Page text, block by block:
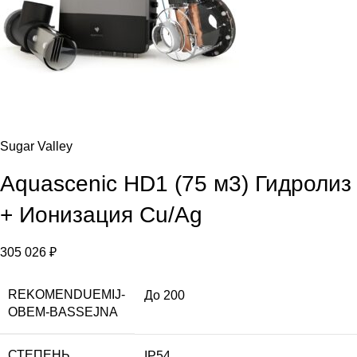
Sugar Valley
Aquascenic HD1 (75 м3) Гидролиз
+ Ионизация Cu/Ag
305 026 ₽
REKOMENDUEMIJ-
OBEM-BASSEJNA
До 200